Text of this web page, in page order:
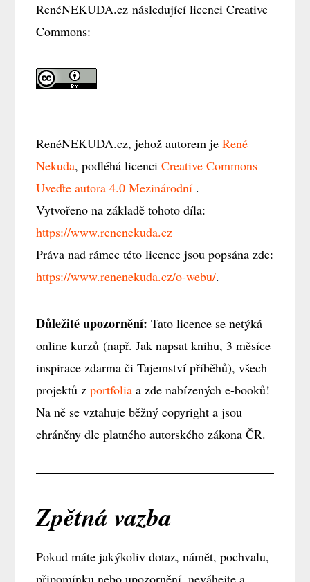
RenéNEKUDA.cz následující licenci Creative
Commons:
RenéNEKUDA.cz, jehož autorem jeRené
Nekuda, podléhá licenciCreative Commons
Uveďte autora 4.0 Mezinárodní .
Vytvořeno na základě tohoto díla:
https://www.renenekuda.cz
Práva nad rámec této licence jsou popsána zde:
https://www.renenekuda.cz/o-webu/.
Důležité upozornění: Tato licence se netýká
online kurzů (např. Jak napsat knihu, 3 měsíce
inspirace zdarma či Tajemství příběhů), všech
projektů zportfolia a zde nabízených e-booků!
Na ně se vztahuje běžný copyright a jsou
chráněny dle platného autorského zákona ČR.
Zpětná vazba
Pokud máte jakýkoliv dotaz, námět, pochvalu,
připomínku nebo upozornění, neváhejte a